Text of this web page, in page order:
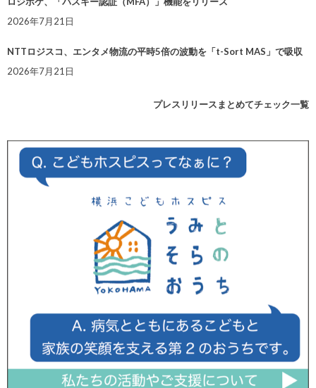
2026年7月21日
NTTロジスコ、エンタメ物流の平時5倍の波動を「t-Sort MAS」で吸収
2026年7月21日
プレスリリースまとめてチェック一覧